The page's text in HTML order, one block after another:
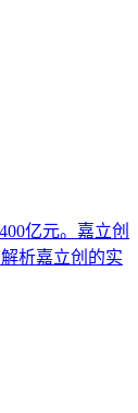
亿元。嘉立创
析嘉立创的实